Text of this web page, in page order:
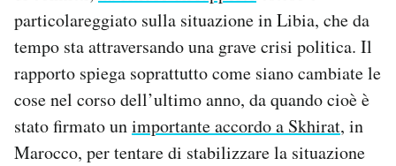
CALENDARIO
AREA PERSONALE
Area Personale
Newsletter
Notifiche mobile
particolareggiato sulla situazione in Libia, che da
tempo sta attraversando una grave crisi politica. Il
rapporto spiega soprattutto come siano cambiate le
cose nel corso dell’ultimo anno, da quando cioè è
stato firmato unimportante accordo a Skhirat, in
Marocco, per tentare di stabilizzare la situazione